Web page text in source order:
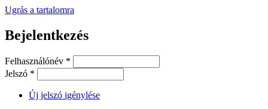
Ugrás a tartalomra
Bejelentkezés
Felhasználónév *
Jelszó *
Új jelszó igénylése